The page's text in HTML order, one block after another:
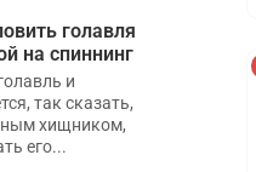
голавля
на спиннинг
и
так сказать,
хищником,
его...